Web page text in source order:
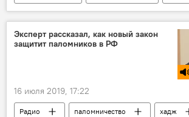
ювелирные украшения
ювелирная промышленность
бриллиант
аналитика
Экономика
Эксперт рассказал, как новый закон
защитит паломников в РФ
16 июля 2019, 17:22
Радио паломничество
хадж